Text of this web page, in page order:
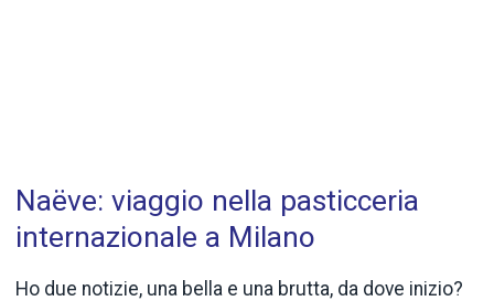
Naëve: viaggio nella pasticceria
internazionale a Milano
Ho due notizie, una bella e una brutta, da dove inizio?